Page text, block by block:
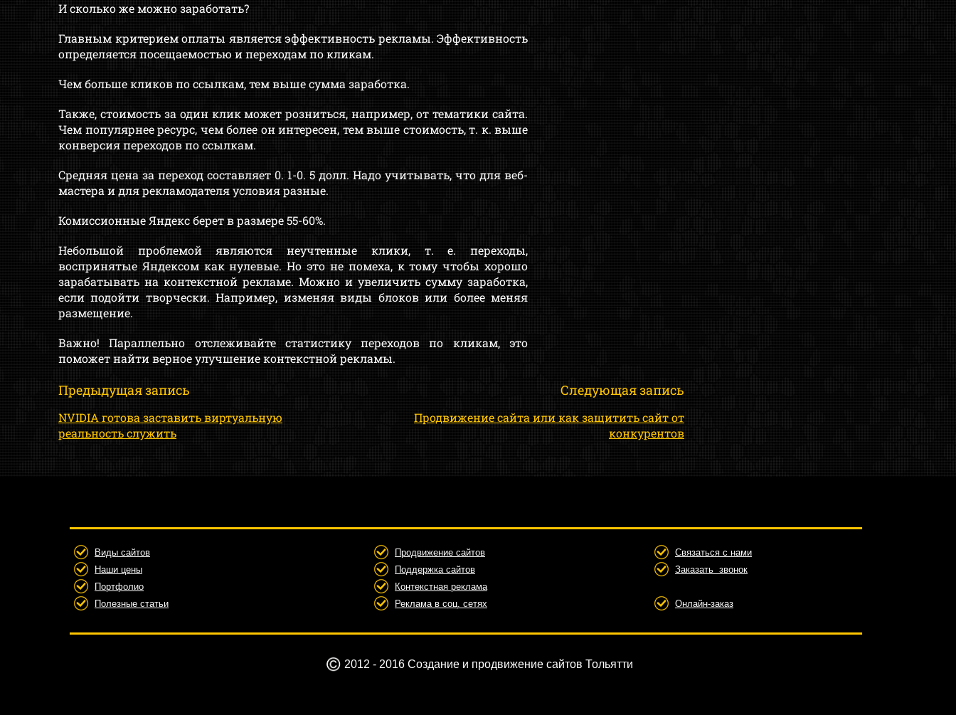
И сколько же можно заработать?
Главным критерием оплаты является эффективность рекламы. Эффективность
определяется посещаемостью и переходам по кликам.
Чем больше кликов по ссылкам, тем выше сумма заработка.
Также, стоимость за один клик может розниться, например, от тематики сайта.
Чем популярнее ресурс, чем более он интересен, тем выше стоимость, т. к. выше
конверсия переходов по ссылкам.
Средняя цена за переход составляет 0. 1-0. 5 долл. Надо учитывать, что для веб-
мастера и для рекламодателя условия разные.
Комиссионные Яндекс берет в размере 55-60%.
Небольшой проблемой являются неучтенные клики, т. е. переходы,
воспринятые Яндексом как нулевые. Но это не помеха, к тому чтобы хорошо
зарабатывать на контекстной рекламе. Можно и увеличить сумму заработка,
если подойти творчески. Например, изменяя виды блоков или более меняя
размещение.
Важно! Параллельно отслеживайте статистику переходов по кликам, это
поможет найти верное улучшение контекстной рекламы.
Предыдущая запись
NVIDIA готова заставить виртуальную
реальность служить
Следующая запись
Продвижение сайта или как защитить сайт от
конкурентов
Виды сайтов Продвижение сайтов
Связаться с нами
Наши цены
Поддержка сайтов
Заказать звонок
Портфолио
Контекстная реклама
Полезные статьи
Реклама в соц. сетях Онлайн-заказ
2012 - 2016 Создание и продвижение сайтов Тольятти